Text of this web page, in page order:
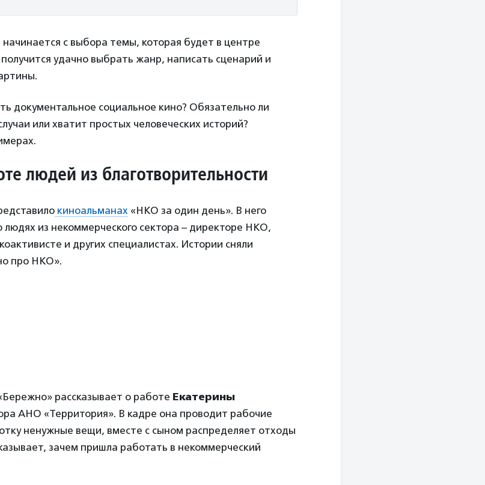
с выбора темы, которая будет в центре
удачно выбрать жанр, написать сценарий и
документальное социальное кино? Обязательно ли
или хватит простых человеческих историй?
людей из благотворительности
киноальманах «НКО за один день». В него
из некоммерческого сектора – директоре НКО,
и других специалистах. Истории сняли
про НКО».
рассказывает о работе Екатерины
АНО «Территория». В кадре она проводит рабочие
ненужные вещи, вместе с сыном распределяет отходы
зачем пришла работать в некоммерческий